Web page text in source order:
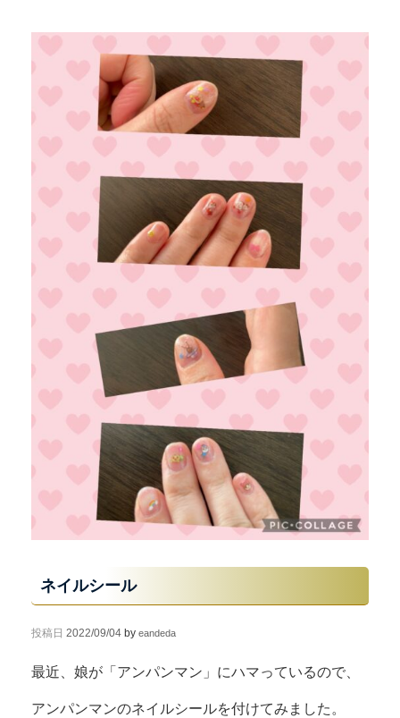
ネイルシール
投稿日 2022/09/04 by eandeda
最近、娘が「アンパンマン」にハマっているので、
アンパンマンのネイルシールを付けてみました。